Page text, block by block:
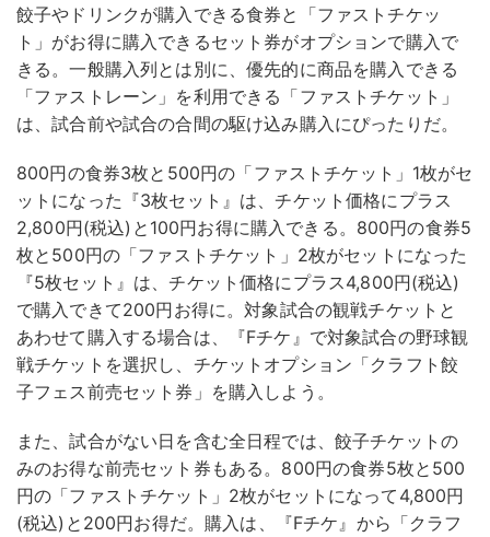
餃子やドリンクが購入できる食券と「ファストチケッ
ト」がお得に購入できるセット券がオプションで購入で
きる。一般購入列とは別に、優先的に商品を購入できる
「ファストレーン」を利用できる「ファストチケット」
は、試合前や試合の合間の駆け込み購入にぴったりだ。
800円の食券3枚と500円の「ファストチケット」1枚がセ
ットになった『3枚セット』は、チケット価格にプラス
2,800円(税込)と100円お得に購入できる。800円の食券5
枚と500円の「ファストチケット」2枚がセットになった
『5枚セット』は、チケット価格にプラス4,800円(税込)
で購入できて200円お得に。対象試合の観戦チケットと
あわせて購入する場合は、『Fチケ』で対象試合の野球観
戦チケットを選択し、チケットオプション「クラフト餃
子フェス前売セット券」を購入しよう。
また、試合がない日を含む全日程では、餃子チケットの
みのお得な前売セット券もある。800円の食券5枚と500
円の「ファストチケット」2枚がセットになって4,800円
(税込)と200円お得だ。購入は、『Fチケ』から「クラフ